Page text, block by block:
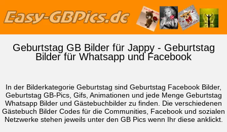
Geburtstag GB Bilder für Jappy - Geburtstag
Bilder für Whatsapp und Facebook
In der Bilderkategorie Geburtstag sind Geburtstag Facebook Bilder,
Geburtstag GB-Pics, Gifs, Animationen und jede Menge Geburtstag
Whatsapp Bilder und Gästebuchbilder zu finden. Die verschiedenen
Gästebuch Bilder Codes für die Communities, Facebook und sozialen
Netzwerke stehen jeweils unter den GB Pics wenn Ihr diese anklickt.